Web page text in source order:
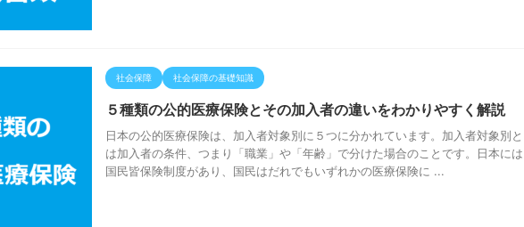
社会保障 社会保障の基礎知識
５種類の公的医療保険とその加入者の違いをわかりやすく解説
日本の公的医療保険は、加入者対象別に５つに分かれています。加入者対象別と
は加入者の条件、つまり「職業」や「年齢」で分けた場合のことです。日本には
国民皆保険制度があり、国民はだれでもいずれかの医療保険に ...